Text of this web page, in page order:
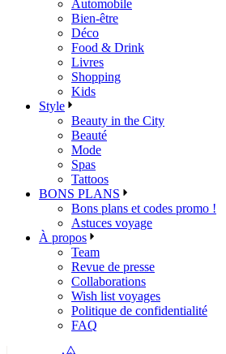
Automobile
Bien-être
Déco
Food & Drink
Livres
Shopping
Kids
Style
Beauty in the City
Beauté
Mode
Spas
Tattoos
BONS PLANS
Bons plans et codes promo !
Astuces voyage
À propos
Team
Revue de presse
Collaborations
Wish list voyages
Politique de confidentialité
FAQ